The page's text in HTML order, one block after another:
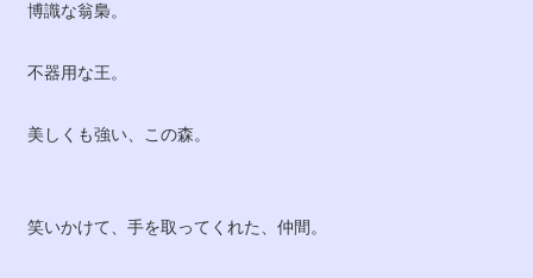
博識な翁梟。
不器用な王。
美しくも強い、この森。
笑いかけて、手を取ってくれた、仲間。